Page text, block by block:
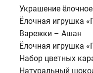
Украшение
Ёлочная игрушка
Варежки – Ашан
Ёлочная игрушка
Набор цветных
Натуральный